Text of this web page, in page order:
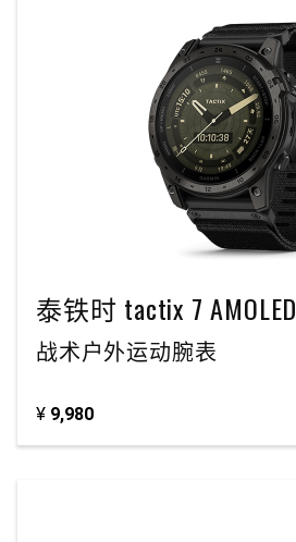
泰铁时 tactix 7 AMOLED
战术户外运动腕表
¥ 9,980